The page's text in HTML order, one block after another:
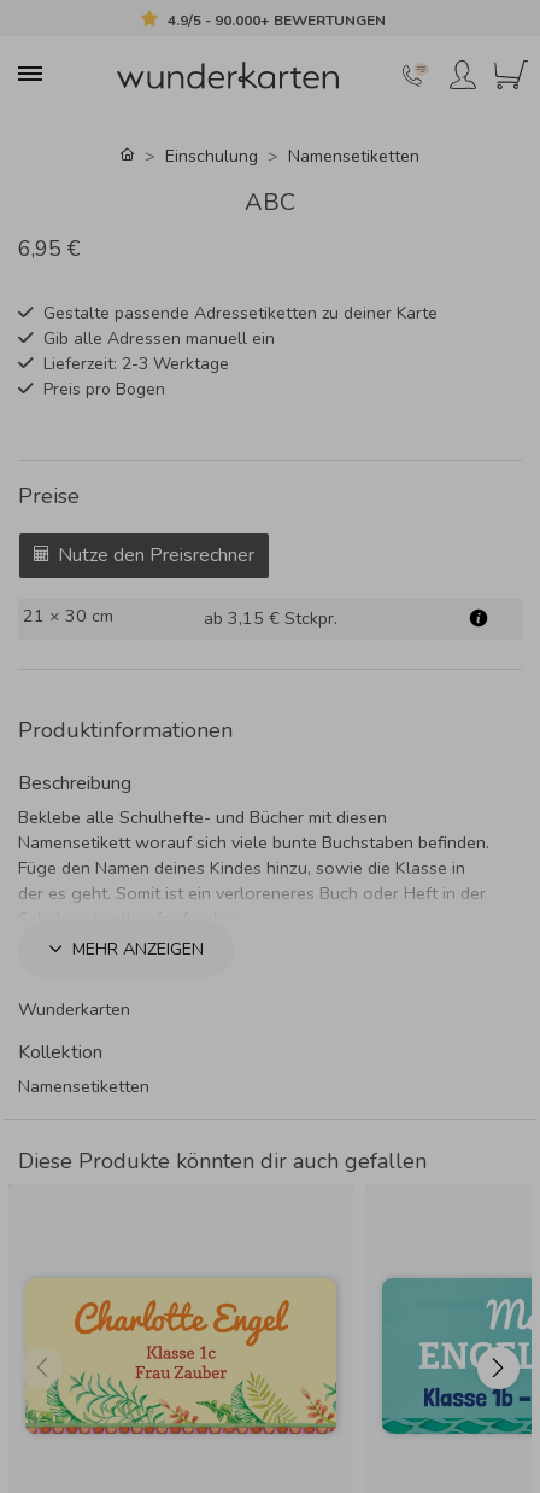
4.9/5 - 90.000+ BEWERTUNGEN
Einschulung Namensetiketten
ABC
6,95 €
Gestalte passende Adressetiketten zu deiner Karte
Gib alle Adressen manuell ein
Lieferzeit: 2-3 Werktage
Preis pro Bogen
Preise
Nutze den Preisrechner
21 × 30 cm ab 3,15 € Stckpr.
Produktinformationen
Beschreibung
Beklebe alle Schulhefte- und Bücher mit diesen
Namensetikett worauf sich viele bunte Buchstaben befinden.
Füge den Namen deines Kindes hinzu, sowie die Klasse in
der es geht. Somit ist ein verloreneres Buch oder Heft in der
MEHR ANZEIGEN
Wunderkarten
Kollektion
Namensetiketten
Diese Produkte könnten dir auch gefallen